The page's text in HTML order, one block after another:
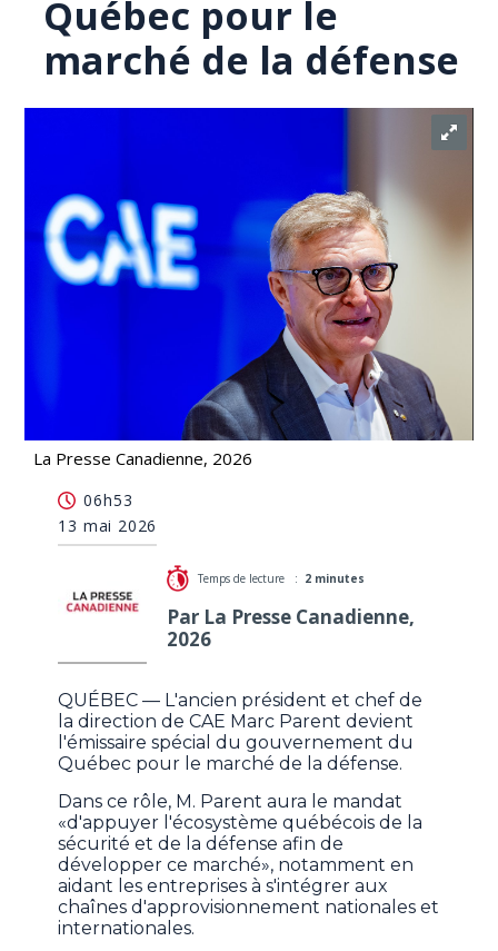
Québec pour le
marché de la défense
La Presse Canadienne, 2026
pour le marché de la défense
06h53
13 mai 2026
Temps de lecture : 2 minutes
Par La Presse Canadienne,
2026
QUÉBEC — L'ancien président et chef de
la direction de CAE Marc Parent devient
l'émissaire spécial du gouvernement du
Québec pour le marché de la défense.
Dans ce rôle, M. Parent aura le mandat
«d'appuyer l'écosystème québécois de la
sécurité et de la défense afin de
développer ce marché», notamment en
aidant les entreprises à s'intégrer aux
chaînes d'approvisionnement nationales et
internationales.